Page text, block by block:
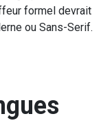
formel devrait
ou Sans-Serif.